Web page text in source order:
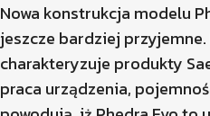
Nowa konstrukcja modelu
jeszcze bardziej przyjemne.
charakteryzuje produkty
praca urządzenia,